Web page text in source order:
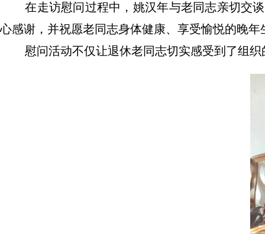
在走访慰问过程中，姚汉年与老同志亲切交
心感谢，并祝愿老同志身体健康、享受愉悦的晚年
慰问活动不仅让退休老同志切实感受到了组